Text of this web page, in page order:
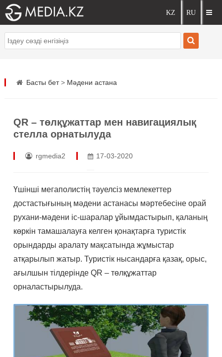
Басты бет> Мәдени астана
QR – төлқұжаттар мен навигациялық
стелла орнатылуда
rgmedia2 17-03-2020
Үшінші мегаполистің тәуелсіз мемлекеттер
достастығының мәдени астанасы мәртебесіне орай
рухани-мәдени іс-шаралар ұйымдастырып, қаланың
көркін тамашалауға келген қонақтарға туристік
орындарды аралату мақсатында жұмыстар
атқарылып жатыр. Туристік нысандарға қазақ, орыс,
ағылшын тілдерінде QR – төлқұжаттар
орналастырылуда.